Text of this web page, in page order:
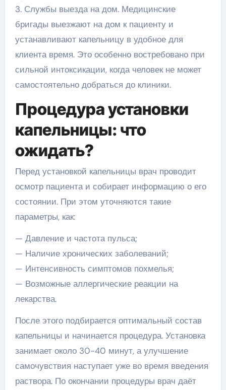
3. Службы выезда на дом. Медицинские
бригады выезжают на дом к пациенту и
устанавливают капельницу в удобное для
клиента время. Это особенно востребовано при
сильной интоксикации, когда человек не может
самостоятельно добраться до клиники.
Процедура установки
капельницы: что
ожидать?
Перед установкой капельницы врач проводит
осмотр пациента и собирает информацию о его
состоянии. При этом уточняются такие
параметры, как:
— Давление и частота пульса;
— Наличие хронических заболеваний;
— Интенсивность симптомов похмелья;
— Возможные аллергические реакции на
лекарства.
После этого подбирается оптимальный состав
капельницы и начинается процедура. Установка
занимает около 30-40 минут, а улучшение
самочувствия наступает уже во время введения
раствора. По окончании процедуры врач даёт